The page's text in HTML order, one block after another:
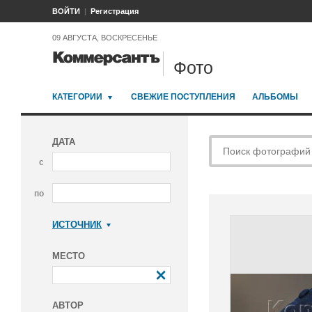
ВОЙТИ Регистрация
09 АВГУСТА, ВОСКРЕСЕНЬЕ
Фото
КАТЕГОРИИ СВЕЖИЕ ПОСТУПЛЕНИЯ АЛЬБОМЫ
ДАТА
с
по
ИСТОЧНИК
МЕСТО
АВТОР